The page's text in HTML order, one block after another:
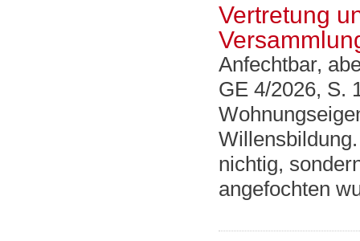
Vertretung
Anfechtbar,
GE 4/2026, S.
nichtig,
angefochten